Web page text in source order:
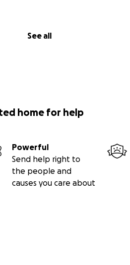
See all
home for help
Powerful
Send help right to
the people and
causes you care about